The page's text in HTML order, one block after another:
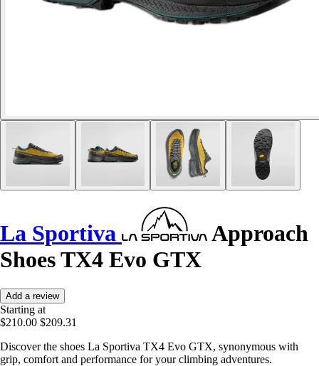
La Sportiva
Approach
Shoes TX4 Evo GTX
Add a review
Starting at
$210.00 $209.31
Discover the shoes La Sportiva TX4 Evo GTX, synonymous with
grip, comfort and performance for your climbing adventures.